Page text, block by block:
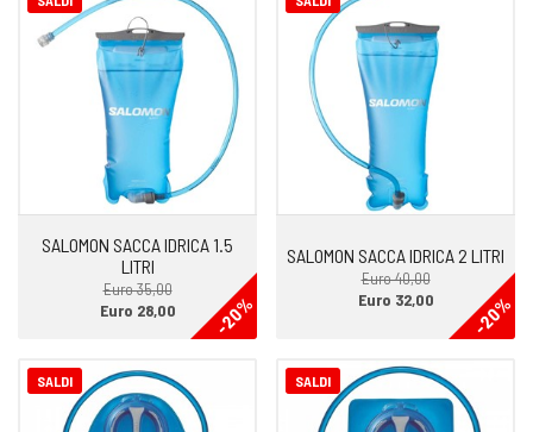
SALOMON SACCA IDRICA 1.5
LITRI
Euro 35,00
-20%
Euro 28,00
SALOMON SACCA IDRICA 2 LITRI
Euro 40,00
-20%
Euro 32,00
SALDI SALDI